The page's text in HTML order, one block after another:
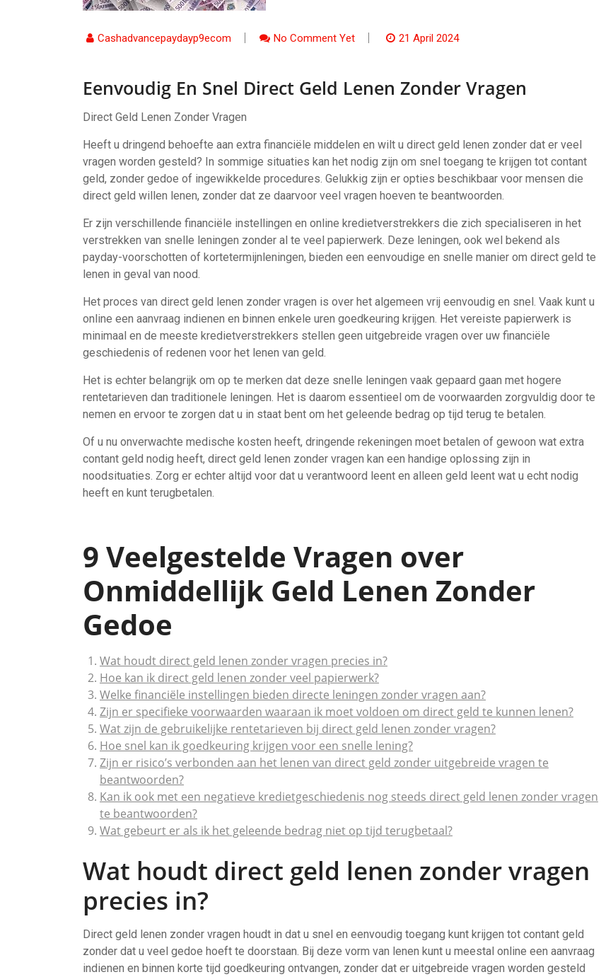
Cashadvancepaydayp9ecom No Comment Yet 21 April 2024
Eenvoudig En Snel Direct Geld Lenen Zonder Vragen
Direct Geld Lenen Zonder Vragen
Heeft u dringend behoefte aan extra financiële middelen en wilt u direct geld lenen zonder dat er veel
vragen worden gesteld? In sommige situaties kan het nodig zijn om snel toegang te krijgen tot contant
geld, zonder gedoe of ingewikkelde procedures. Gelukkig zijn er opties beschikbaar voor mensen die
direct geld willen lenen, zonder dat ze daarvoor veel vragen hoeven te beantwoorden.
Er zijn verschillende financiële instellingen en online kredietverstrekkers die zich specialiseren in het
verstrekken van snelle leningen zonder al te veel papierwerk. Deze leningen, ook wel bekend als
payday-voorschotten of kortetermijnleningen, bieden een eenvoudige en snelle manier om direct geld te
lenen in geval van nood.
Het proces van direct geld lenen zonder vragen is over het algemeen vrij eenvoudig en snel. Vaak kunt u
online een aanvraag indienen en binnen enkele uren goedkeuring krijgen. Het vereiste papierwerk is
minimaal en de meeste kredietverstrekkers stellen geen uitgebreide vragen over uw financiële
geschiedenis of redenen voor het lenen van geld.
Het is echter belangrijk om op te merken dat deze snelle leningen vaak gepaard gaan met hogere
rentetarieven dan traditionele leningen. Het is daarom essentieel om de voorwaarden zorgvuldig door te
nemen en ervoor te zorgen dat u in staat bent om het geleende bedrag op tijd terug te betalen.
Of u nu onverwachte medische kosten heeft, dringende rekeningen moet betalen of gewoon wat extra
contant geld nodig heeft, direct geld lenen zonder vragen kan een handige oplossing zijn in
noodsituaties. Zorg er echter altijd voor dat u verantwoord leent en alleen geld leent wat u echt nodig
heeft en kunt terugbetalen.
9 Veelgestelde Vragen over
Onmiddellijk Geld Lenen Zonder
Gedoe
Wat houdt direct geld lenen zonder vragen precies in?
Hoe kan ik direct geld lenen zonder veel papierwerk?
Welke financiële instellingen bieden directe leningen zonder vragen aan?
Zijn er specifieke voorwaarden waaraan ik moet voldoen om direct geld te kunnen lenen?
Wat zijn de gebruikelijke rentetarieven bij direct geld lenen zonder vragen?
Hoe snel kan ik goedkeuring krijgen voor een snelle lening?
Zijn er risico’s verbonden aan het lenen van direct geld zonder uitgebreide vragen te
beantwoorden?
Kan ik ook met een negatieve kredietgeschiedenis nog steeds direct geld lenen zonder vragen
te beantwoorden?
Wat gebeurt er als ik het geleende bedrag niet op tijd terugbetaal?
Wat houdt direct geld lenen zonder vragen
precies in?
Direct geld lenen zonder vragen houdt in dat u snel en eenvoudig toegang kunt krijgen tot contant geld
zonder dat u veel gedoe hoeft te doorstaan. Bij deze vorm van lenen kunt u meestal online een aanvraag
indienen en binnen korte tijd goedkeuring ontvangen, zonder dat er uitgebreide vragen worden gesteld